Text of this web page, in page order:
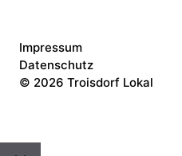
© 2026 Troisdorf Lokal
Impressum
Datenschutz